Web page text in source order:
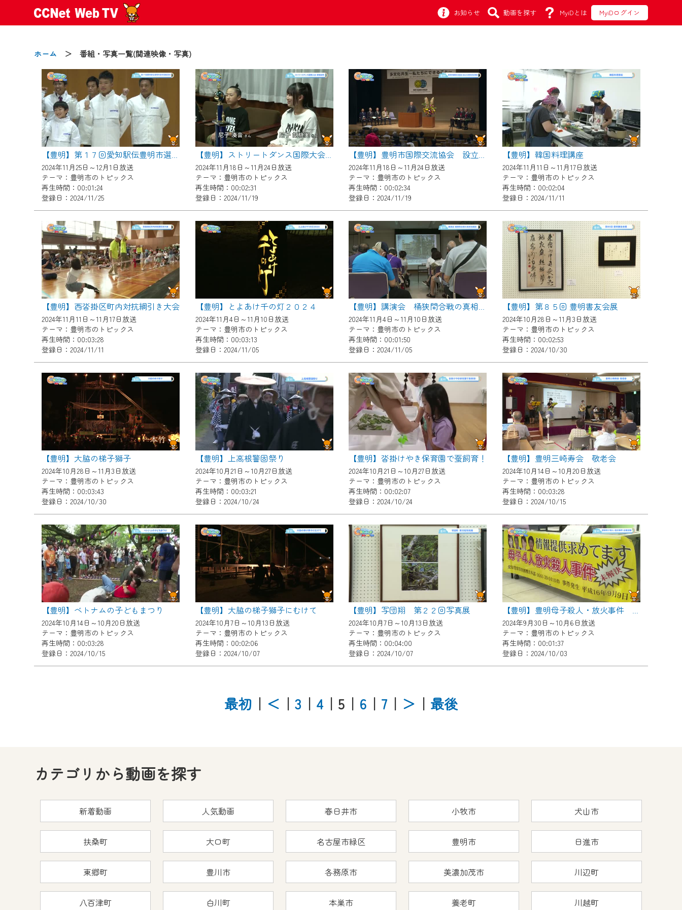
お知らせ 動画を探す MyiDとは MyiDログイン
ホーム ＞ 番組・写真一覧(関連映像・写真)
【豊明】第１７回愛知駅伝豊明市選手団結団式
2024年11月25日～12月1日放送
テーマ：豊明市のトピックス
再生時間：00:01:24
登録日：2024/11/25
【豊明】ストリートダンス国際大会 表敬訪問
2024年11月18日～11月24日放送
テーマ：豊明市のトピックス
再生時間：00:02:31
登録日：2024/11/19
【豊明】豊明市国際交流協会 設立３０周年記念事業
2024年11月18日～11月24日放送
テーマ：豊明市のトピックス
再生時間：00:02:34
登録日：2024/11/19
【豊明】韓国料理講座
2024年11月11日～11月17日放送
テーマ：豊明市のトピックス
再生時間：00:02:04
登録日：2024/11/11
【豊明】西沓掛区町内対抗綱引き大会
2024年11月11日～11月17日放送
テーマ：豊明市のトピックス
再生時間：00:03:28
登録日：2024/11/11
【豊明】とよあけ千の灯２０２４
2024年11月4日～11月10日放送
テーマ：豊明市のトピックス
再生時間：00:03:13
登録日：2024/11/05
【豊明】講演会 桶狭間合戦の真相を解説
2024年11月4日～11月10日放送
テーマ：豊明市のトピックス
再生時間：00:01:50
登録日：2024/11/05
【豊明】第８５回 豊明書友会展
2024年10月28日～11月3日放送
テーマ：豊明市のトピックス
再生時間：00:02:53
登録日：2024/10/30
【豊明】大脇の梯子獅子
2024年10月28日～11月3日放送
テーマ：豊明市のトピックス
再生時間：00:03:43
登録日：2024/10/30
【豊明】上高根警固祭り
2024年10月21日～10月27日放送
テーマ：豊明市のトピックス
再生時間：00:03:21
登録日：2024/10/24
【豊明】沓掛けやき保育園で蚕飼育！
2024年10月21日～10月27日放送
テーマ：豊明市のトピックス
再生時間：00:02:07
登録日：2024/10/24
【豊明】豊明三崎寿会 敬老会
2024年10月14日～10月20日放送
テーマ：豊明市のトピックス
再生時間：00:03:28
登録日：2024/10/15
【豊明】ベトナムの子どもまつり
2024年10月14日～10月20日放送
テーマ：豊明市のトピックス
再生時間：00:03:28
登録日：2024/10/15
【豊明】大脇の梯子獅子にむけて
2024年10月7日～10月13日放送
テーマ：豊明市のトピックス
再生時間：00:02:06
登録日：2024/10/07
【豊明】写団翔 第２２回写真展
2024年10月7日～10月13日放送
テーマ：豊明市のトピックス
再生時間：00:04:00
登録日：2024/10/07
【豊明】豊明母子殺人・放火事件 広報活動
2024年9月30日～10月6日放送
テーマ：豊明市のトピックス
再生時間：00:01:37
登録日：2024/10/03
最初 ｜ ＜ ｜ 3 ｜ 4 ｜5 ｜ 6 ｜ 7 ｜ ＞ ｜ 最後
カテゴリから動画を探す
新着動画 人気動画 春日井市 小牧市 犬山市
扶桑町 大口町 名古屋市緑区 豊明市 日進市
東郷町 豊川市 各務原市 美濃加茂市 川辺町
八百津町 白川町 本巣市 養老町 川越町
お知らせ
2024/09/02
動画配信サービス『CCNet Web TV』は2024年9月24日からリニューアルします！
【変更点】
◆デザイン変更により、お住まいの地域の動画コンテンツが一目瞭然。
◆当社アプリやＰＣブラウザから、いつでも・どこでも・外出先でも！
CCNetサービスエリア20市町の地域情報番組をご視聴いただけます！
【ご注意】
2024年9月24日からはご加入者様へのサービス向上のため、
『CCNet Web TV』を利用いただくには、一部コンテンツを除き、
CCNetサービスへの加入と『CCNetマイページ※』へのログインが必要となります。
何卒、ご理解ご了承の程よろしくお願いいたします。
※マイページへのログインには、MyIDが必要となります。
※MyIDとは、CCNet Web TVを含むCCNetの各種サービスをご利用頂くためのIDです。
IDはお客様が使っているメールアドレスで設定できます。
（GmailやYahooなどのフリーメールアドレスでも作成可能です）
※マイページへのログイン・MyIDの新規登録は
※CCNetアプリをご利用中の方は引き続きご視聴いただけます。
＜メンテナンス情報＞
CCNetWebTVのリニューアルにともないメンテナンス作業を予定しています。
日時 9/24 9:30～16:30
作業の間は、CCNetWebTVの画面が「メンテナンス中」になり、ご利用いただけません。
ご不便をおかけいたしますが、ご了承の程よろしくお願いいたします。